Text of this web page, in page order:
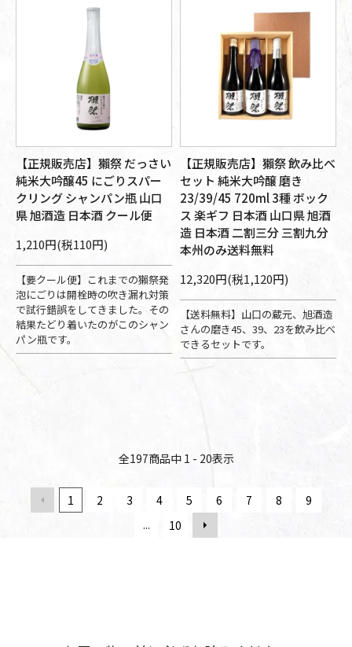
【正規販売店】獺祭 だっさい
純米大吟醸45 にごりスパー
クリング シャンパン瓶 山口
県 旭酒造 日本酒 クール便
1,210円(税110円)
【要クール便】これまでの獺祭発
泡にごりは開栓時の吹き漏れ対策
で試行錯誤をしてきました。その
結果たどり着いたのがこのシャン
パン瓶です。
【正規販売店】獺祭 飲み比べ
セット 純米大吟醸 磨き
23/39/45 720ml 3種 ボック
ス 楽ギフ 日本酒 山口県 旭酒
造 日本酒 二割三分 三割九分
本州のみ送料無料
12,320円(税1,120円)
【送料無料】山口の蔵元、旭酒造
さんの磨き45、39、23を飲み比べ
できるセットです。
全197商品中 1 - 20表示
1 2 3 4 5 6 7 8
9
...
10